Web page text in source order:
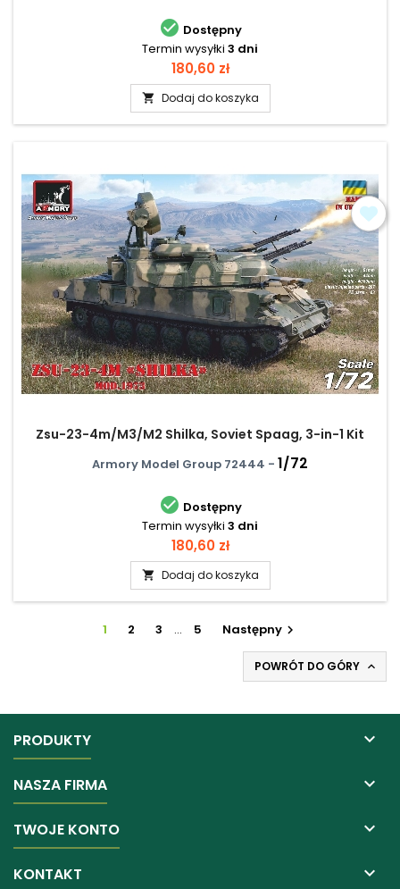
 Dostępny
Termin wysyłki 3 dni
Cena
180,60 zł
 Dodaj do koszyka
Zsu-23-4m/M3/M2 Shilka, Soviet Spaag, 3-in-1 Kit
Armory Model Group 72444 - 1/72
 Dostępny
Termin wysyłki 3 dni
Cena
180,60 zł
 Dodaj do koszyka
1 2 3 … 5 Następny
POWRÓT DO GÓRY 
PRODUKTY 
NASZA FIRMA 
TWOJE KONTO 
KONTAKT 